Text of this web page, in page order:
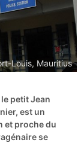
Louis, Mauritius
petit Jean
est un
et proche du
se